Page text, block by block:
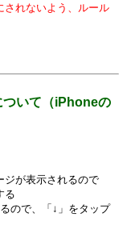
されないよう、ルール
ついて（iPhoneの
ジが表示されるので
る
ので、「↓」をタップ